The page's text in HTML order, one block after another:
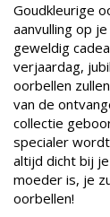
Goudkleurige
aanvulling op
geweldig
verjaardag,
oorbellen
van de
collectie
specialer
altijd dicht bij
moeder is, je
oorbellen!